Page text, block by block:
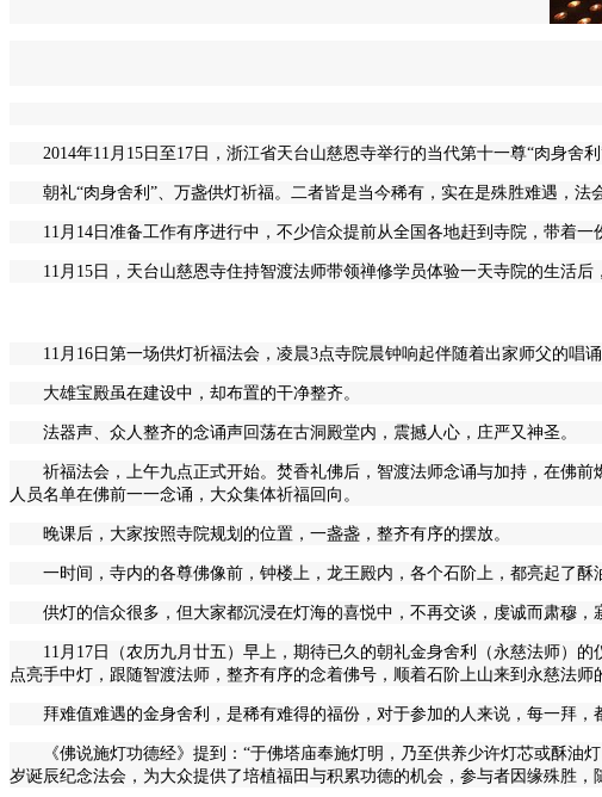
2014年11月15日至17日，浙江省天台山慈恩寺举行的当代第十一尊“肉身舍
朝礼“肉身舍利”、万盏供灯祈福。二者皆是当今稀有，实在是殊胜难遇，法
11月14日准备工作有序进行中，不少信众提前从全国各地赶到寺院，带着一
11月15日，天台山慈恩寺住持智渡法师带领禅修学员体验一天寺院的生活
11月16日第一场供灯祈福法会，凌晨3点寺院晨钟响起伴随着出家师父的唱
大雄宝殿虽在建设中，却布置的干净整齐。
法器声、众人整齐的念诵声回荡在古洞殿堂内，震撼人心，庄严又神圣。
祈福法会，上午九点正式开始。焚香礼佛后，智渡法师念诵与加持，在佛
人员名单在佛前一一念诵，大众集体祈福回向。
晚课后，大家按照寺院规划的位置，一盏盏，整齐有序的摆放。
一时间，寺内的各尊佛像前，钟楼上，龙王殿内，各个石阶上，都亮起了酥
供灯的信众很多，但大家都沉浸在灯海的喜悦中，不再交谈，虔诚而肃穆
11月17日（农历九月廿五）早上，期待已久的朝礼金身舍利（永慈法师）
点亮手中灯，跟随智渡法师，整齐有序的念着佛号，顺着石阶上山来到永慈法师
拜难值难遇的金身舍利，是稀有难得的福份，对于参加的人来说，每一拜，
《佛说施灯功德经》提到：“于佛塔庙奉施灯明，乃至供养少许灯芯或酥
岁诞辰纪念法会，为大众提供了培植福田与积累功德的机会，参与者因缘殊胜，